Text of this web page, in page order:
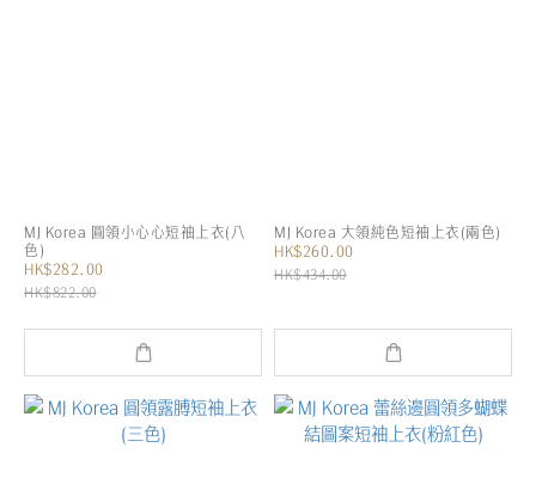
MJ Korea 圓領小心心短袖上衣(八
色)
HK$282.00
HK$822.00
MJ Korea 大領純色短袖上衣(兩色)
HK$260.00
HK$434.00